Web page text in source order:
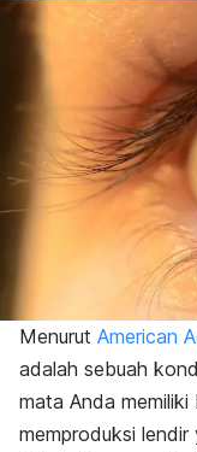
Menurut American
adalah sebuah
mata Anda
memproduksi lendir